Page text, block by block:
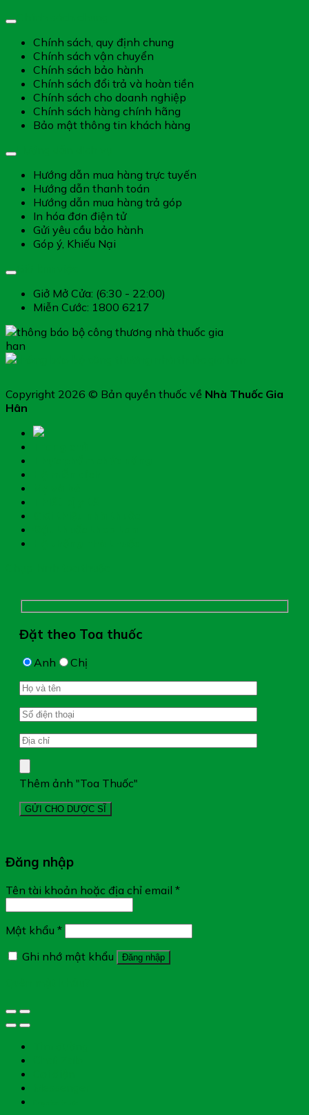
Chính sách, quy định chung
Chính sách vận chuyển
Chính sách bảo hành
Chính sách đổi trả và hoàn tiền
Chính sách cho doanh nghiệp
Chính sách hàng chính hãng
Bảo mật thông tin khách hàng
Hướng dẫn mua hàng trực tuyến
Hướng dẫn thanh toán
Hướng dẫn mua hàng trả góp
In hóa đơn điện tử
Gửi yêu cầu bảo hành
Góp ý, Khiếu Nại
Giở Mở Cửa: (6:30 - 22:00)
Miễn Cước: 1800 6217
Copyright 2026 © Bản quyền thuốc về Nhà Thuốc Gia
Hân
Đặt theo Toa thuốc
Anh Chị
Thêm ảnh "Toa Thuốc"
Đăng nhập
Tên tài khoản hoặc địa chỉ email *
Mật khẩu *
Ghi nhớ mật khẩu
Đăng nhập